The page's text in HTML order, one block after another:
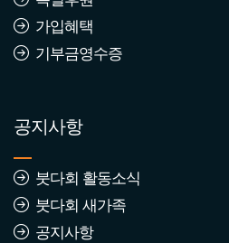
가입혜택
기부금영수증
공지사항
붓다회 활동소식
붓다회 새가족
공지사항